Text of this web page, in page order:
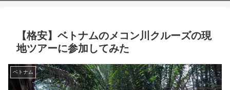
【格安】ベトナムのメコン川クルーズの現
地ツアーに参加してみた
ベトナム